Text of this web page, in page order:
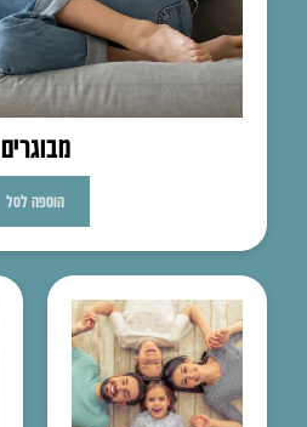
מבוגרים
הוספה לסל